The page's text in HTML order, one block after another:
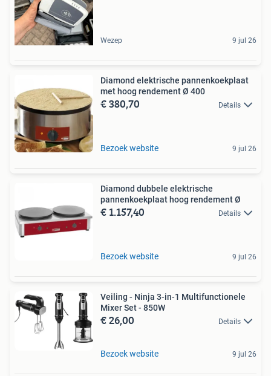
Wezep 9 jul 26
Diamond elektrische pannenkoekplaat
met hoog rendement Ø 400
€ 380,70 Details
Bezoek website 9 jul 26
Diamond dubbele elektrische
pannenkoekplaat hoog rendement Ø
€ 1.157,40 Details
Bezoek website 9 jul 26
Veiling - Ninja 3-in-1 Multifunctionele
Mixer Set - 850W
€ 26,00 Details
Bezoek website 9 jul 26